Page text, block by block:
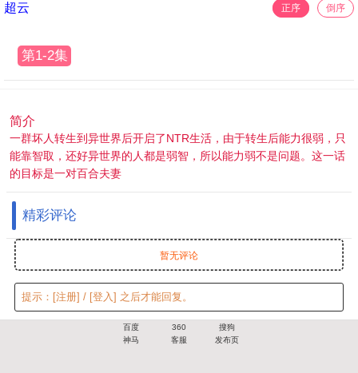
超云 正序 倒序
第1-2集
简介
一群坏人转生到异世界后开启了NTR生活，由于转生后能力很弱，只
能靠智取，还好异世界的人都是弱智，所以能力弱不是问题。这一话
的目标是一对百合夫妻
精彩评论
暂无评论
提示： [注册] / [登入] 之后才能回复。
百度 360
搜狗
神马
客服 发布页